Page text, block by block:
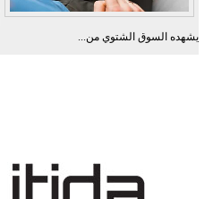
يشهده السوق الشتوي من...